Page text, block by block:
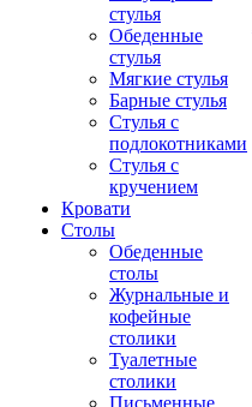
стулья
Обеденные
стулья
Мягкие стулья
Барные стулья
Стулья с
подлокотниками
Стулья с
кручением
Кровати
Столы
Обеденные
столы
Журнальные и
кофейные
столики
Туалетные
столики
Письменные